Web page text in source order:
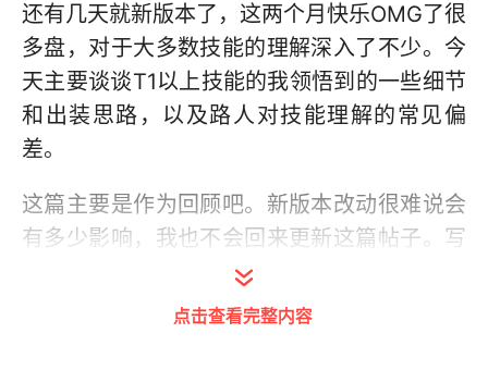
还有几天就新版本了，这两个月快乐OMG了很
多盘，对于大多数技能的理解深入了不少。今
天主要谈谈T1以上技能的我领悟到的一些细节
和出装思路，以及路人对技能理解的常见偏
差。
这篇主要是作为回顾吧。新版本改动很难说会
有多少影响，我也不会回来更新这篇帖子。写
这篇主要是希望经验和思路上能对泥潭玩家有
一些启发，下一篇就算要写估计也在版本末期
点击查看完整内容